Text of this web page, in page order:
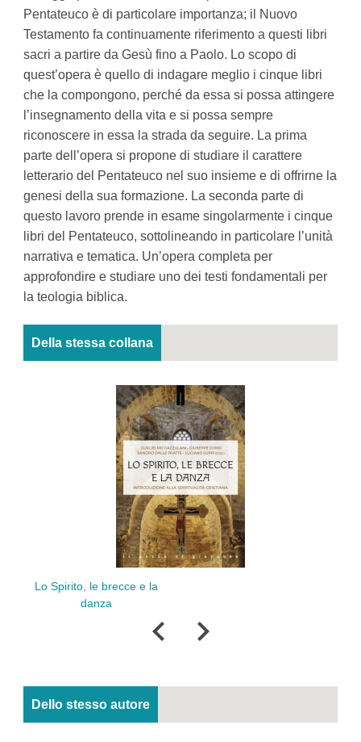
Pentateuco è di particolare importanza; il Nuovo
Testamento fa continuamente riferimento a questi libri
sacri a partire da Gesù fino a Paolo. Lo scopo di
quest’opera è quello di indagare meglio i cinque libri
che la compongono, perché da essa si possa attingere
l’insegnamento della vita e si possa sempre
riconoscere in essa la strada da seguire. La prima
parte dell’opera si propone di studiare il carattere
letterario del Pentateuco nel suo insieme e di offrirne la
genesi della sua formazione. La seconda parte di
questo lavoro prende in esame singolarmente i cinque
libri del Pentateuco, sottolineando in particolare l’unità
narrativa e tematica. Un’opera completa per
approfondire e studiare uno dei testi fondamentali per
la teologia biblica.
Della stessa collana
le brecce e la
Dello stesso autore